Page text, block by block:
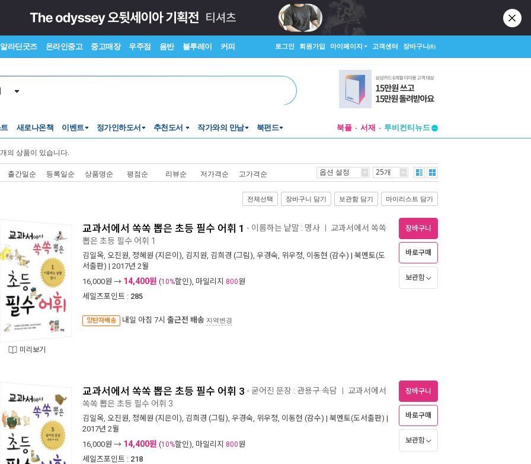
알라딘굿즈 온라인중고 중고매장 우주점 음반 블루레이 커피 로그인 회원가입 마이페이지 고객센터 장바구니(0)
새로나온책 이벤트 정가인하도서 추천도서 작가와의 만남 북펀드 북플 서재
투비컨티뉴드
개의 상품이 있습니다.
출간일순 등록일순 상품명순 평점순 리뷰순 저가격순 고가격순 옵션 설정 25개
전체선택 장바구니 담기 보관함 담기 마이리스트 담기
미리보기
교과서에서 쏙쏙 뽑은 초등 필수 어휘 1 - 이름하는 낱말 : 명사 교과서에서 쏙쏙
뽑은 초등 필수 어휘 1
김일옥, 오진원, 정혜원 (지은이), 김지원, 김희경 (그림), 우경숙, 위우정, 이동현 (감수) | 북멘토(도
서출판) | 2017년 2월
16,000원 → 14,400원 (10%할인), 마일리지 800원
세일즈포인트 : 285
양탄자배송 내일 아침 7시 출근전 배송 지역변경
장바구니
바로구매
보관함
교과서에서 쏙쏙 뽑은 초등 필수 어휘 3 - 굳어진 문장 : 관용구·속담 교과서에서
쏙쏙 뽑은 초등 필수 어휘 3
김일옥, 오진원, 정혜원 (지은이), 김희경 (그림), 우경숙, 위우정, 이동현 (감수) | 북멘토(도서출판) |
2017년 2월
16,000원 → 14,400원 (10%할인), 마일리지 800원
세일즈포인트 : 218
장바구니
바로구매
보관함